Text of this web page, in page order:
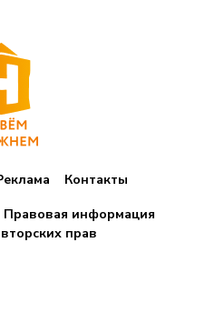
Контакты
Правовая информация
прав